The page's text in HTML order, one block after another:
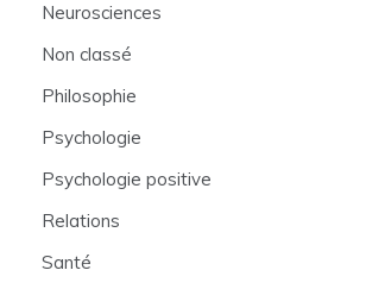
Neurosciences
Non classé
Philosophie
Psychologie
Psychologie positive
Relations
Santé